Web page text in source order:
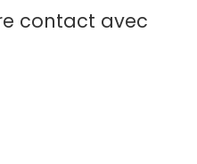
contact avec